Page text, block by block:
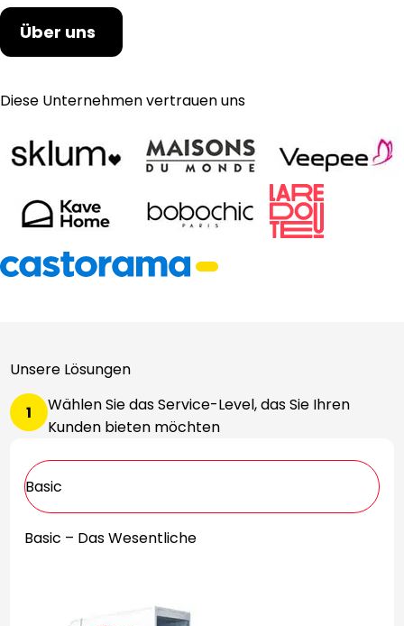
Über uns
Diese Unternehmen vertrauen uns
Unsere Lösungen
1
Wählen Sie das Service-Level, das Sie Ihren
Kunden bieten möchten
Basic
Basic – Das Wesentliche